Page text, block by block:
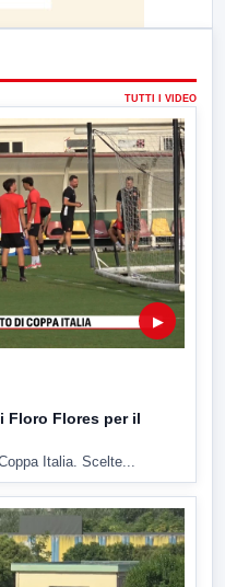
TUTTI I VIDEO
▶
Floro Flores per il
Italia. Scelte...